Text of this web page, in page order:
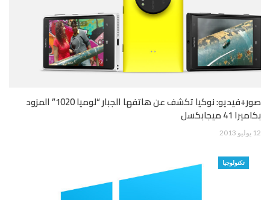
صور+فيديو: نوكيا تكشف عن هاتفها الجبار “لوميا 1020” المزود
بكاميرا 41 ميجابكسل
12 يوليو 2013
تكنولوجيا